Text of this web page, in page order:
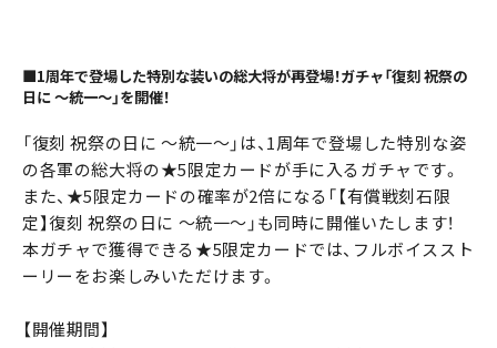
■1周年で登場した特別な装いの総大将が再登場！ガチャ「復刻 祝祭の
日に ～統一～」を開催！
「復刻 祝祭の日に ～統一～」は、1周年で登場した特別な姿
の各軍の総大将の★5限定カードが手に入るガチャです。
また、★5限定カードの確率が2倍になる「【有償戦刻石限
定】復刻 祝祭の日に ～統一～」も同時に開催いたします！
本ガチャで獲得できる★5限定カードでは、フルボイススト
ーリーをお楽しみいただけます。
【開催期間】